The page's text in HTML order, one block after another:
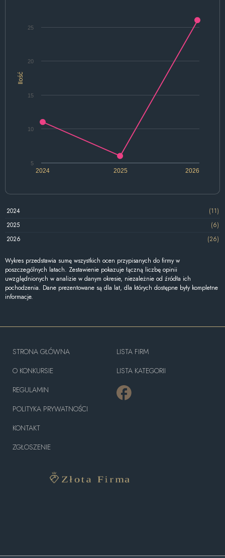
Ilość
2024 2025 2026
5
10
15
20
25
2024
(11)
2025
(6)
2026
(26)
Wykres przedstawia sumę wszystkich ocen przypisanych do firmy w
poszczególnych latach. Zestawienie pokazuje łączną liczbę opinii
uwzględnionych w analizie w danym okresie, niezależnie od źródła ich
pochodzenia. Dane prezentowane są dla lat, dla których dostępne były kompletne
informacje.
STRONA GŁÓWNA
O KONKURSIE
REGULAMIN
POLITYKA PRYWATNOŚCI
KONTAKT
ZGŁOSZENIE
LISTA FIRM
LISTA KATEGORII